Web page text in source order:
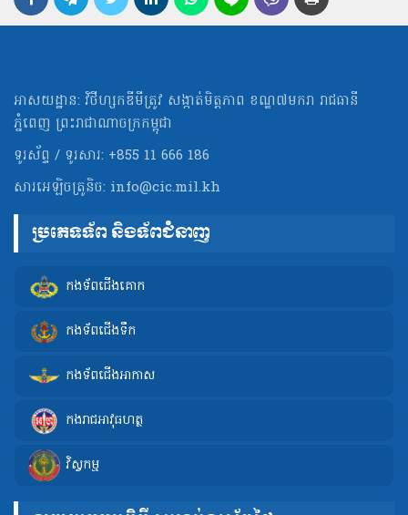
អាសយដ្ឋាន: វិថីហ្សកឌីមីត្រូវ សង្កាត់មិត្ដភាព ខណ្ឌ៧មករា រាជធានី
ភ្នំពេញ ព្រះរាជាណាចក្រកម្ពុជា
ទូរស័ព្ទ / ទូរសារ: +855 11 666 186
សារអេឡិចត្រូនិច: info@cic.mil.kh
ប្រភេទទ័ព និងទ័ពជំនាញ
កងទ័ពជើងគោក
កងទ័ពជើងទឹក
កងទ័ពជើងអាកាស
កងរាជអាវុធហត្ថ
វិស្វកម្ម